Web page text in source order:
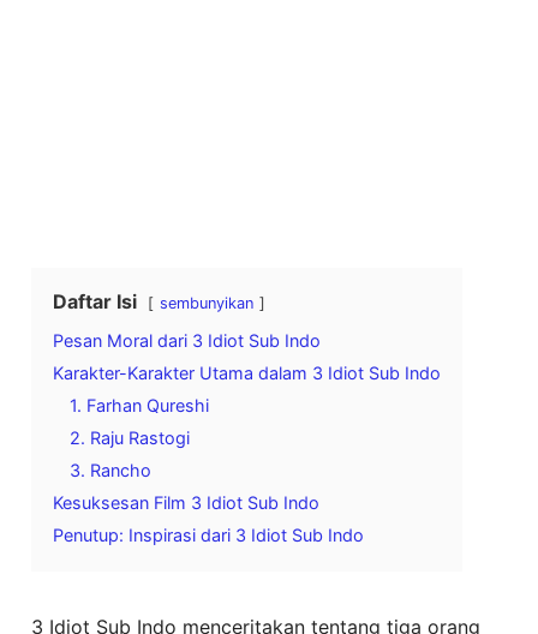
Daftar Isi sembunyikan
Pesan Moral dari 3 Idiot Sub Indo
Karakter-Karakter Utama dalam 3 Idiot Sub Indo
1. Farhan Qureshi
2. Raju Rastogi
3. Rancho
Kesuksesan Film 3 Idiot Sub Indo
Penutup: Inspirasi dari 3 Idiot Sub Indo
3 Idiot Sub Indo menceritakan tentang tiga orang